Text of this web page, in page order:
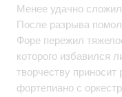
Менее удачно
После разрыва
Форе пережил
которого избавился
творчеству
фортепиано с